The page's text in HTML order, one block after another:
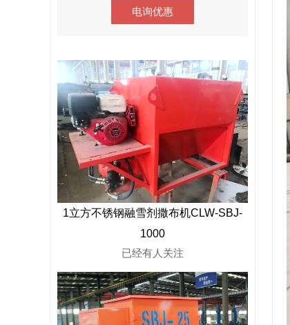
电询优惠
1立方不锈钢融雪剂撒布机CLW-SBJ-
1000
已经有人关注